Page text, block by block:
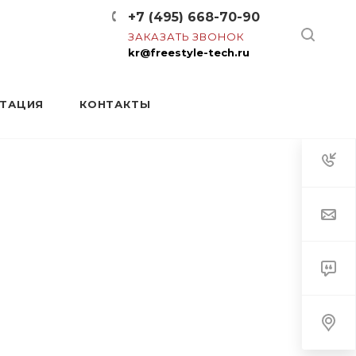
+7 (495) 668-70-90
ЗАКАЗАТЬ ЗВОНОК
kr@freestyle-tech.ru
КОНТАКТЫ